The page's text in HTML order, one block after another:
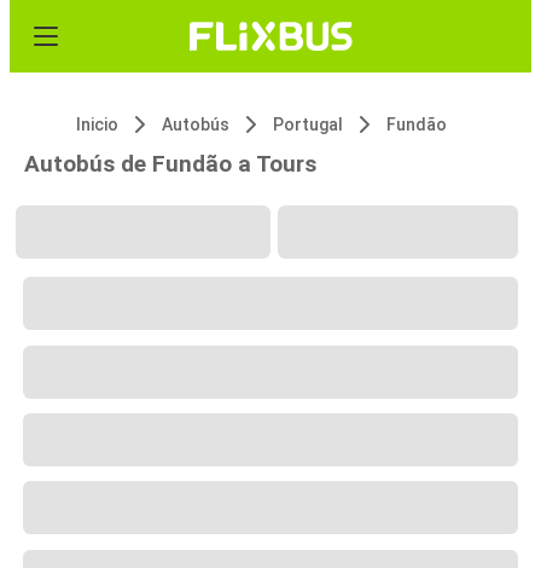
Inicio Autobús Portugal Fundão
Autobús de Fundão a Tours